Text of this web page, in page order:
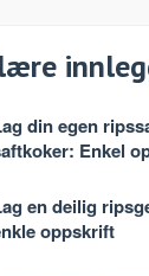
din egen
Enkel
en deilig
oppskrift